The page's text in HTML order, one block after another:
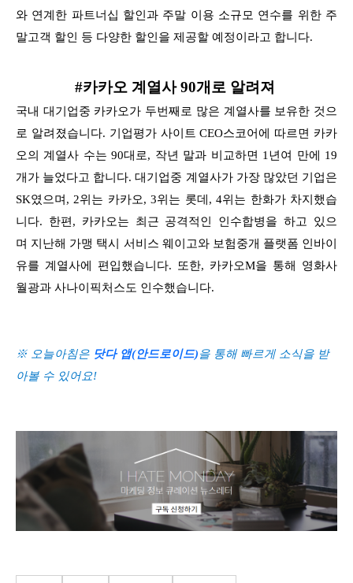
와 연계한 파트너십 할인과 주말 이용 소규모 연수를 위한 주
말고객 할인 등 다양한 할인을 제공할 예정이라고 합니다.
#카카오 계열사 90개로 알려져
국내 대기업중 카카오가 두번째로 많은 계열사를 보유한 것으
로 알려졌습니다. 기업평가 사이트 CEO스코어에 따르면 카카
오의 계열사 수는 90대로, 작년 말과 비교하면 1년여 만에 19
개가 늘었다고 합니다.대기업중 계열사가 가장 많았던 기업은
SK였으며, 2위는 카카오, 3위는 롯데, 4위는 한화가 차지했습
니다. 한편, 카카오는 최근 공격적인 인수합병을 하고 있으
며 지난해 가맹 택시 서비스 웨이고와 보험중개 플랫폼 인바이
유를 계열사에 편입했습니다. 또한, 카카오M을 통해 영화사
월광과 사나이픽처스도 인수했습니다.
※ 오늘아침은 닷다 앱(안드로이드)을 통해 빠르게 소식을 받
아볼 수 있어요!